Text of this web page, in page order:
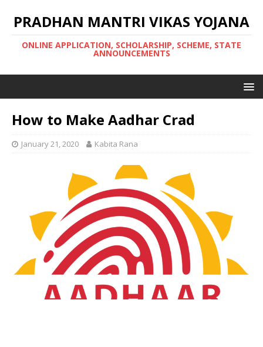
PRADHAN MANTRI VIKAS YOJANA
ONLINE APPLICATION, SCHOLARSHIP, SCHEME, STATE
ANNOUNCEMENTS
How to Make Aadhar Crad
January 21, 2020 Kabita Rana